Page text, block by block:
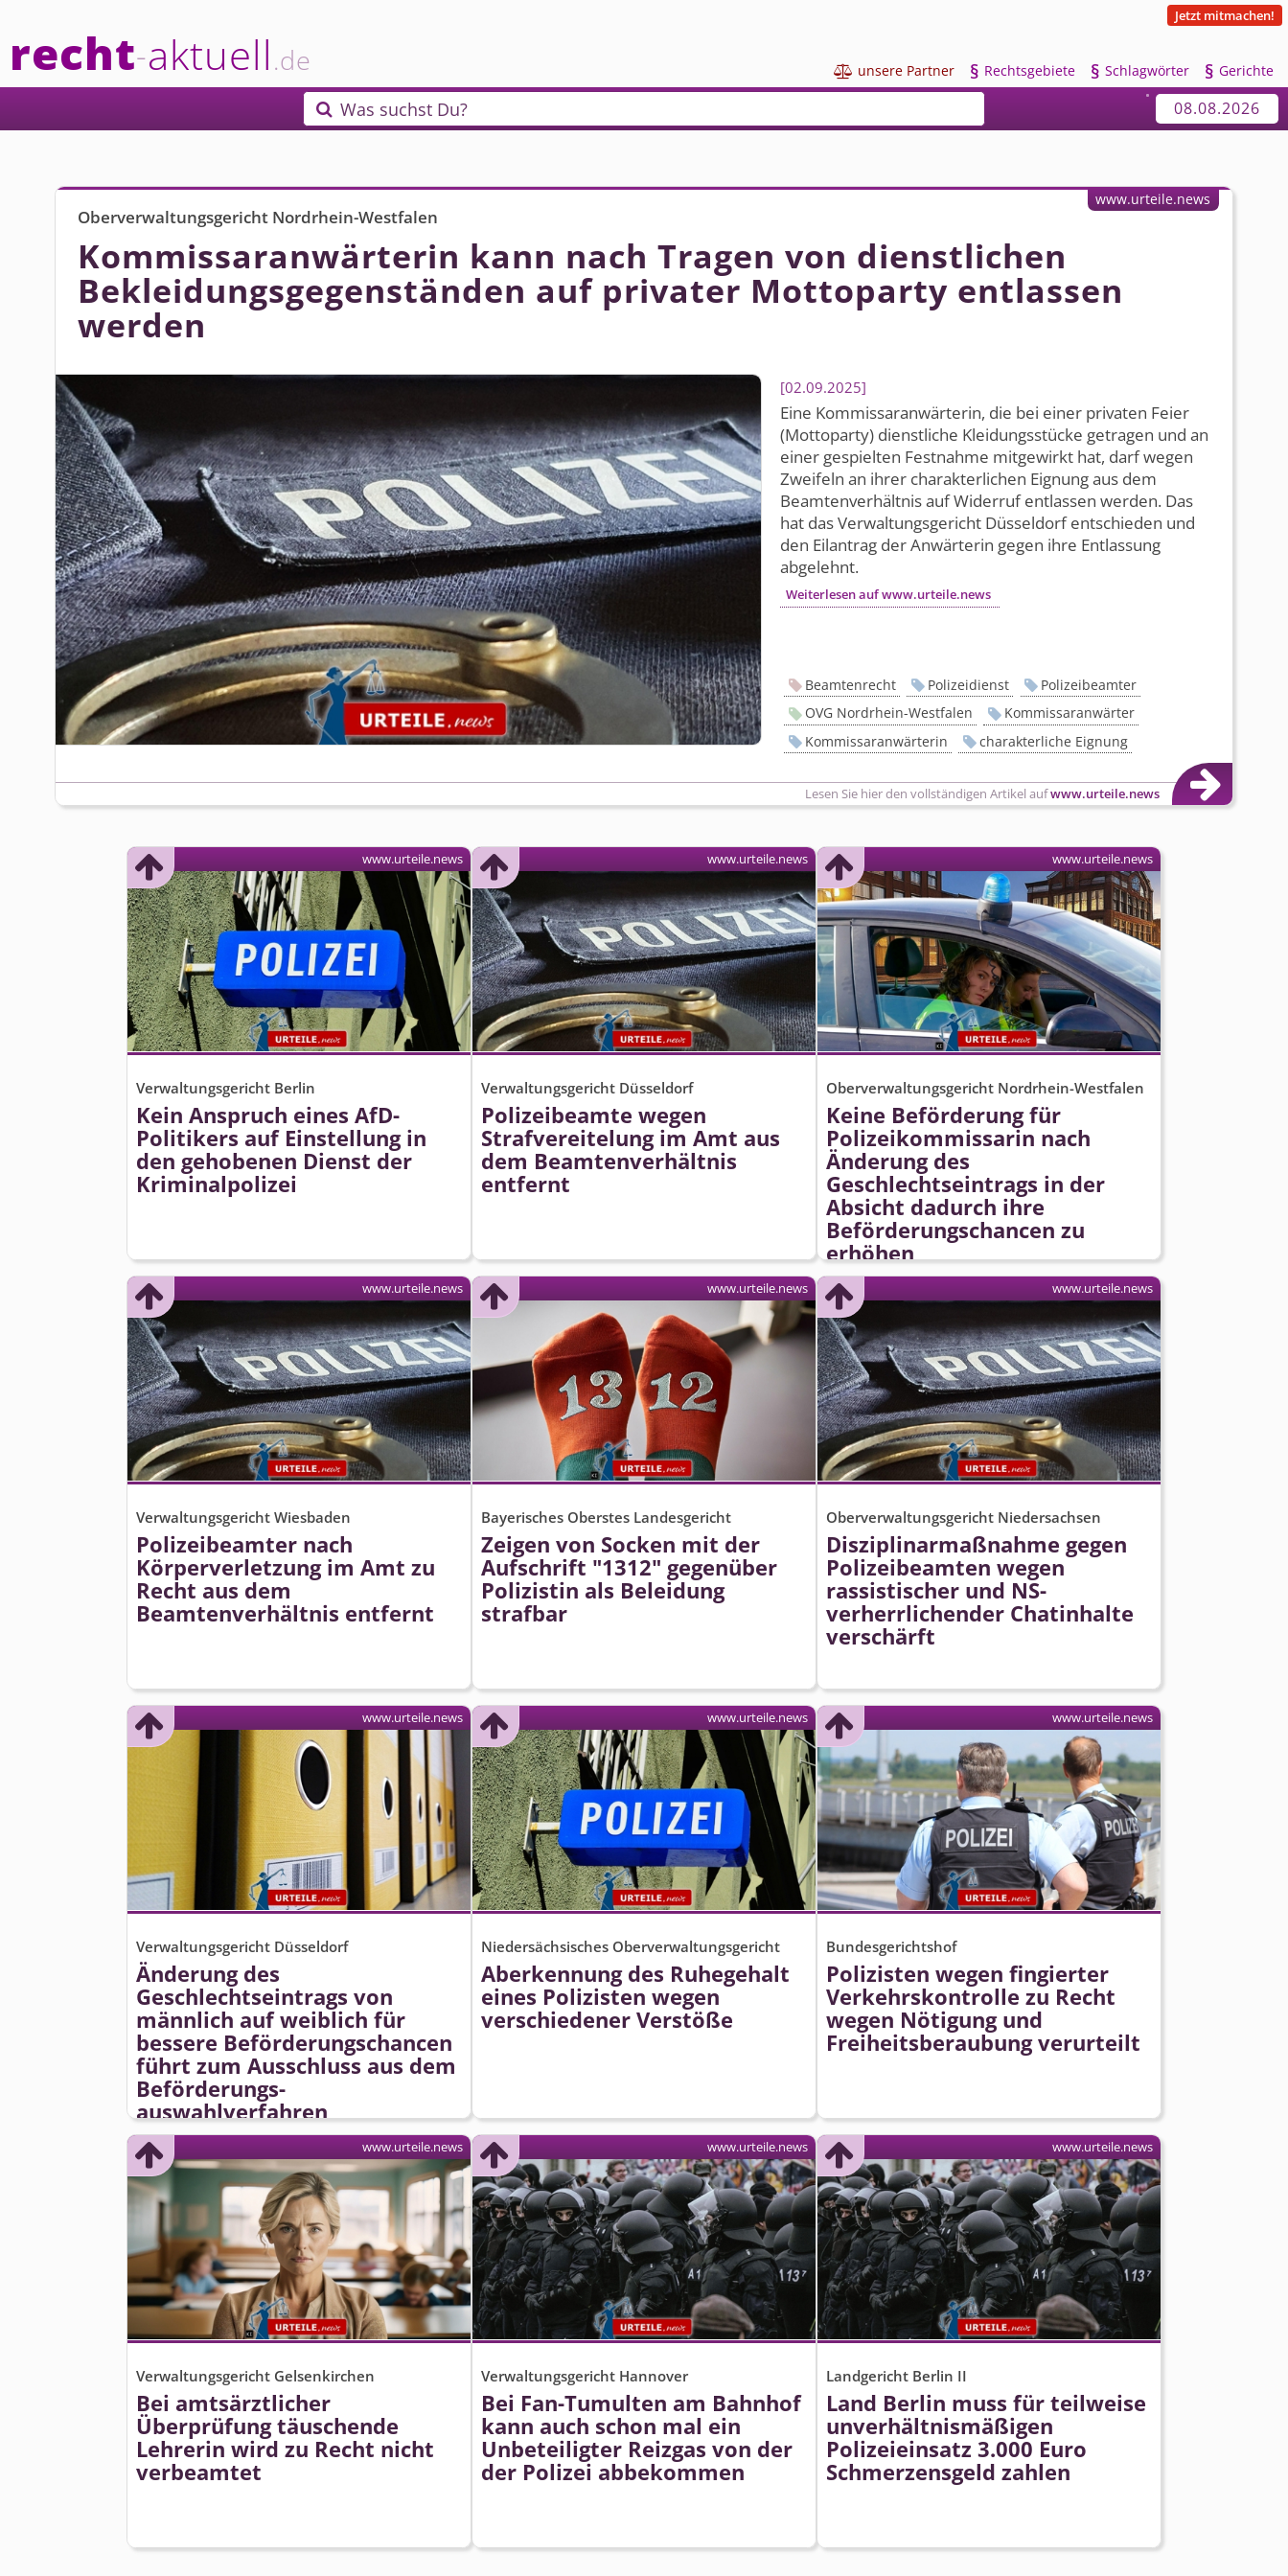
recht-aktuell.de
Jetzt mitmachen!
 unsere Partner § Rechtsgebiete § Schlagwörter § Gerichte
 Was suchst Du? 08.08.2026
Oberverwaltungsgericht Nordrhein-Westfalen
Kommissaranwärterin kann nach Tragen von dienstlichen
Bekleidungs­gegenständen auf privater Mottoparty entlassen
werden
02.09.2025
Eine Kommissaranwärterin, die bei einer privaten Feier
(Mottoparty) dienstliche Kleidungsstücke getragen und an
einer gespielten Festnahme mitgewirkt hat, darf wegen
Zweifeln an ihrer charakterlichen Eignung aus dem
Beamtenverhältnis auf Widerruf entlassen werden. Das
hat das Verwaltungsgericht Düsseldorf entschieden und
den Eilantrag der Anwärterin gegen ihre Entlassung
abgelehnt.
Weiterlesen auf www.urteile.news
Lesen Sie hier den vollständigen Artikel aufwww.urteile.news
www.urteile.news
Beamtenrecht Polizeidienst
Polizeibeamter
OVG Nordrhein-Westfalen
Kommissaranwärter
Kommissaranwärterin
charakterliche Eignung
Verwaltungsgericht Berlin
Kein Anspruch eines AfD-
Politikers auf Einstellung in
den gehobenen Dienst der
Kriminalpolizei
www.urteile.news
Verwaltungsgericht Düsseldorf
Polizeibeamte wegen
Strafvereitelung im Amt aus
dem Beamtenverhältnis
entfernt
www.urteile.news
Oberverwaltungsgericht Nordrhein-Westfalen
Keine Beförderung für
Polizeikommissarin nach
Änderung des
Geschlechtseintrags in der
Absicht dadurch ihre
Beförderungschancen zu
erhöhen
www.urteile.news
Verwaltungsgericht Wiesbaden
Polizeibeamter nach
Körperverletzung im Amt zu
Recht aus dem
Beamtenverhältnis entfernt
www.urteile.news
Bayerisches Oberstes Landesgericht
Zeigen von Socken mit der
Aufschrift "1312" gegenüber
Polizistin als Beleidung
strafbar
www.urteile.news
Oberverwaltungsgericht Niedersachsen
Disziplinarmaßnahme gegen
Polizeibeamten wegen
rassistischer und NS-
verherrlichender Chatinhalte
verschärft
www.urteile.news
Verwaltungsgericht Düsseldorf
Änderung des
Geschlechtseintrags von
männlich auf weiblich für
bessere Beförderungschancen
führt zum Ausschluss aus dem
Beförderungs­
auswahlverfahren
www.urteile.news
Niedersächsisches Oberverwaltungsgericht
Aberkennung des Ruhegehalt
eines Polizisten wegen
verschiedener Verstöße
www.urteile.news
Bundesgerichtshof
Polizisten wegen fingierter
Verkehrskontrolle zu Recht
wegen Nötigung und
Freiheitsberaubung verurteilt
www.urteile.news
Verwaltungsgericht Gelsenkirchen
Bei amtsärztlicher
Überprüfung täuschende
Lehrerin wird zu Recht nicht
verbeamtet
www.urteile.news
Verwaltungsgericht Hannover
Bei Fan-Tumulten am Bahnhof
kann auch schon mal ein
Unbeteiligter Reizgas von der
der Polizei abbekommen
www.urteile.news
Landgericht Berlin II
Land Berlin muss für teilweise
unverhältnismäßigen
Polizeieinsatz 3.000 Euro
Schmerzensgeld zahlen
www.urteile.news